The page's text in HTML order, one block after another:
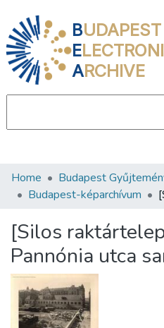
BUDAPEST
E
ARCHIVE
Communities & Collections
Statistics
About us
Home Budapest
Budapest-képarchívum
[Silos
Pannónia utca